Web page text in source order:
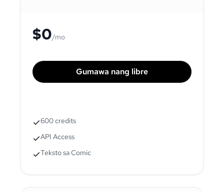
$0/mo
Gumawa nang libre
600 credits
API Access
Teksto sa Comic